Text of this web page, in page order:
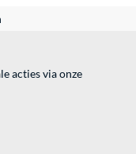
acties via onze